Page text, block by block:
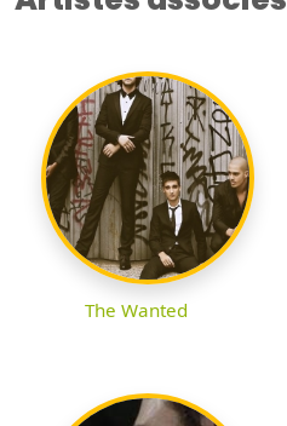
The Wanted